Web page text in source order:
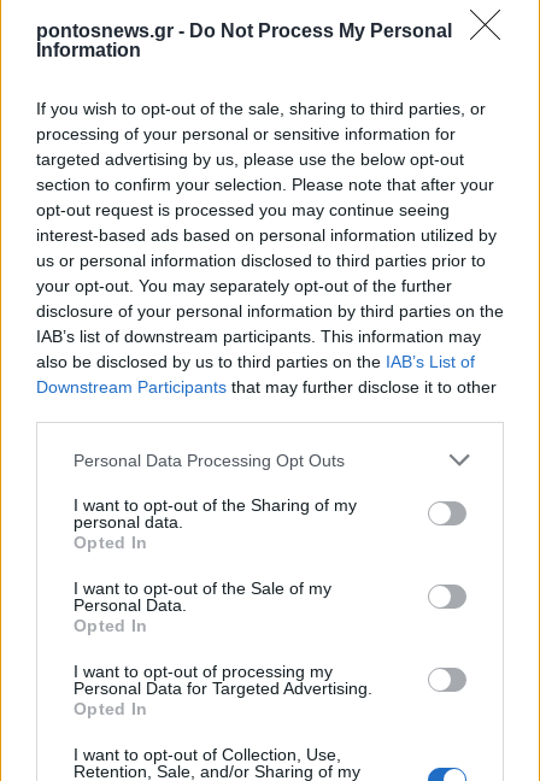
pontosnews.gr - Do Not Process My Personal
Information
If you wish to opt-out of the sale, sharing to third parties, or
processing of your personal or sensitive information for
targeted advertising by us, please use the below opt-out
section to confirm your selection. Please note that after your
opt-out request is processed you may continue seeing
interest-based ads based on personal information utilized by
us or personal information disclosed to third parties prior to
your opt-out. You may separately opt-out of the further
disclosure of your personal information by third parties on the
IAB’s list of downstream participants. This information may
also be disclosed by us to third parties on the IAB’s List of
Downstream Participants that may further disclose it to other
Please note that this website/app uses one or more Google
not limited to your visit or usage behaviour. You may click to
grant or deny consent to Google and its third-party tags to
use your data for below specified purposes in below Google
consent section.
Personal Data Processing Opt Outs
I want to opt-out of the Sharing of my
personal data.
Opted In
I want to opt-out of the Sale of my
Personal Data.
Opted In
I want to opt-out of processing my
Personal Data for Targeted Advertising.
Opted In
I want to opt-out of Collection, Use,
Retention, Sale, and/or Sharing of my
Στα σκαριά δομικές αλλαγές στον ΕΝΦΙΑ – Πώς
θα υπολογίζεται από το 2027
ΟΙΚΟΝΟΜΙΑ
Πόθεν Έσχες: Άνοιξε η πλατφόρμα – Έως πότε
3/08/2026 - 11:56πμ